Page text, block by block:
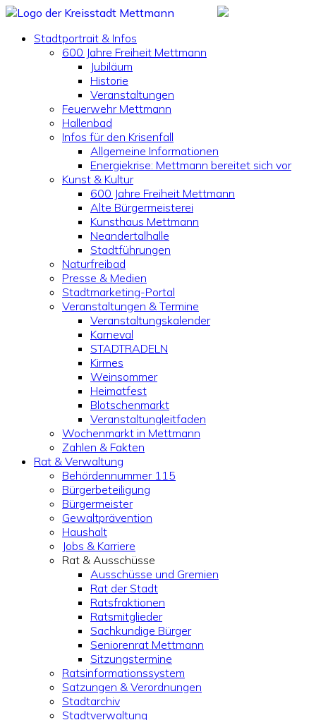
Stadtportrait & Infos
600 Jahre Freiheit Mettmann
Jubiläum
Historie
Veranstaltungen
Feuerwehr Mettmann
Hallenbad
Infos für den Krisenfall
Allgemeine Informationen
Energiekrise: Mettmann bereitet sich vor
Kunst & Kultur
600 Jahre Freiheit Mettmann
Alte Bürgermeisterei
Kunsthaus Mettmann
Neandertalhalle
Stadtführungen
Naturfreibad
Presse & Medien
Stadtmarketing-Portal
Veranstaltungen & Termine
Veranstaltungskalender
Karneval
STADTRADELN
Kirmes
Weinsommer
Heimatfest
Blotschenmarkt
Veranstaltungleitfaden
Wochenmarkt in Mettmann
Zahlen & Fakten
Rat & Verwaltung
Behördennummer 115
Bürgerbeteiligung
Bürgermeister
Gewaltprävention
Haushalt
Jobs & Karriere
Rat & Ausschüsse
Ausschüsse und Gremien
Rat der Stadt
Ratsfraktionen
Ratsmitglieder
Sachkundige Bürger
Seniorenrat Mettmann
Sitzungstermine
Ratsinformationssystem
Satzungen & Verordnungen
Stadtarchiv
Stadtverwaltung